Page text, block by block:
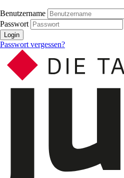
Benutzername
Passwort
Login
Passwort vergessen?